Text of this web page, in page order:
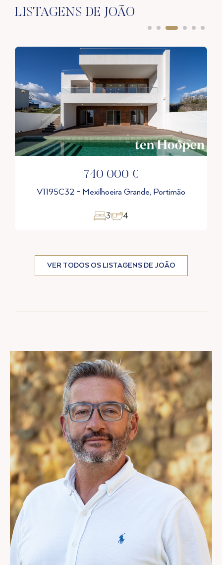
LISTAGENS DE JOÃO
525 000 €
V1276 - Arrifana, Aljezur
5 4
VER TODOS OS LISTAGENS DE JOÃO